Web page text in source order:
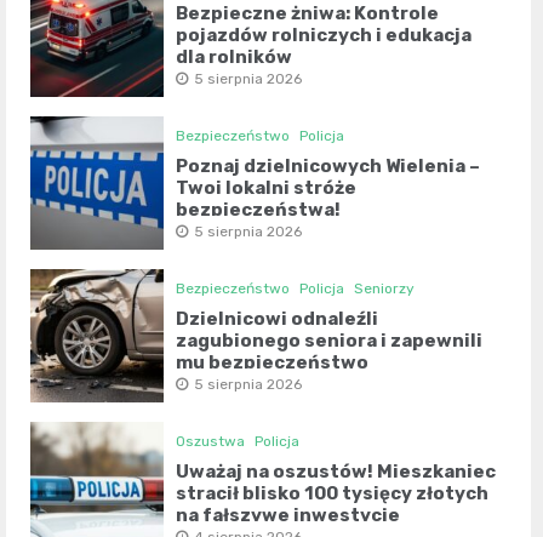
Bezpieczne żniwa: Kontrole
pojazdów rolniczych i edukacja
dla rolników
5 sierpnia 2026
Bezpieczeństwo Policja
Poznaj dzielnicowych Wielenia –
Twoi lokalni stróże
bezpieczeństwa!
5 sierpnia 2026
Bezpieczeństwo Policja Seniorzy
Dzielnicowi odnaleźli
zagubionego seniora i zapewnili
mu bezpieczeństwo
5 sierpnia 2026
Oszustwa Policja
Uważaj na oszustów! Mieszkaniec
stracił blisko 100 tysięcy złotych
na fałszywe inwestycje